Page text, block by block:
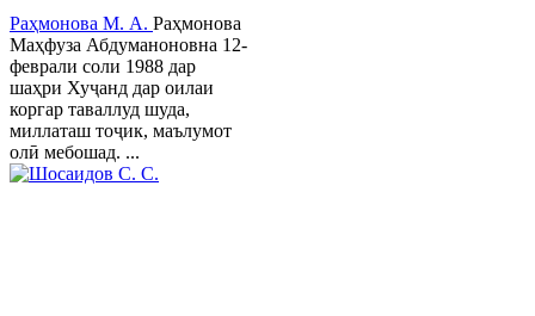
Раҳмонова М. А. Раҳмонова
Маҳфуза Абдуманоновна 12-
феврали соли 1988 дар
шаҳри Хуҷанд дар оилаи
коргар таваллуд шуда,
миллаташ тоҷик, маълумот
олӣ мебошад. ...